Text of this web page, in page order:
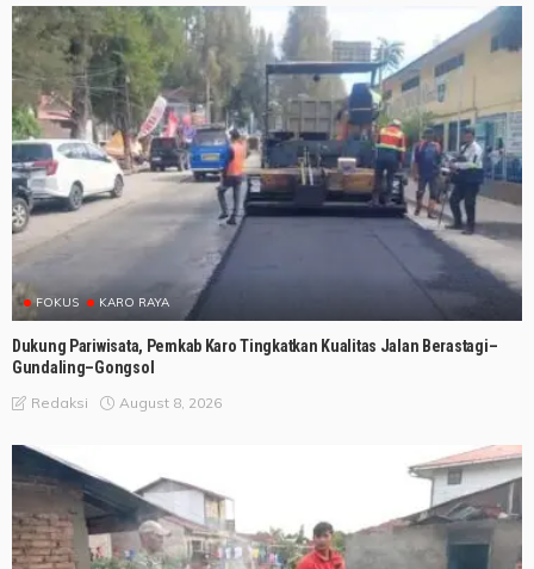
FOKUS KARO RAYA
Dukung Pariwisata, Pemkab Karo Tingkatkan Kualitas Jalan Berastagi–
Gundaling–Gongsol
Redaksi August 8, 2026